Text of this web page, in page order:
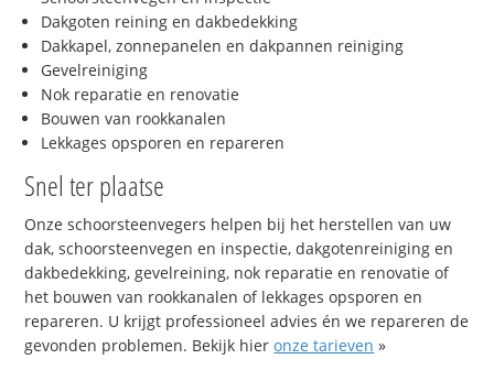
Dakgoten reining en dakbedekking
Dakkapel, zonnepanelen en dakpannen reiniging
Gevelreiniging
Nok reparatie en renovatie
Bouwen van rookkanalen
Lekkages opsporen en repareren
Snel ter plaatse
Onze schoorsteenvegers helpen bij het herstellen van uw
dak, schoorsteenvegen en inspectie, dakgotenreiniging en
dakbedekking, gevelreining, nok reparatie en renovatie of
het bouwen van rookkanalen of lekkages opsporen en
repareren. U krijgt professioneel advies én we repareren de
gevonden problemen. Bekijk hieronze tarieven »